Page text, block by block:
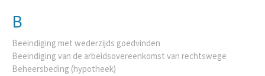
B
Beëindiging met wederzijds goedvinden
Beëindiging van de arbeidsovereenkomst van rechtswege
Beheersbeding (hypotheek)